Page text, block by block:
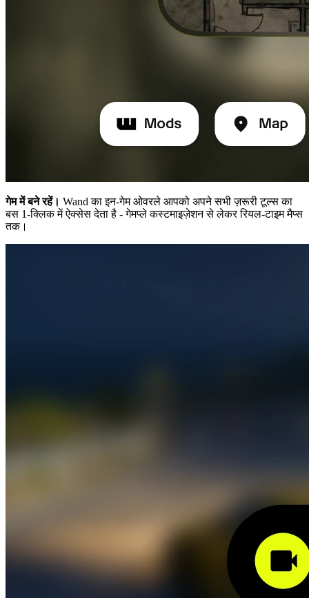
गेम में बने रहें। Wand का इन-गेम ओवरले आपको अपने सभी ज़रूरी टूल्स का
बस 1-क्लिक में ऐक्सेस देता है - गेमप्ले कस्टमाइज़ेशन से लेकर रियल-टाइम मैप्स
तक।